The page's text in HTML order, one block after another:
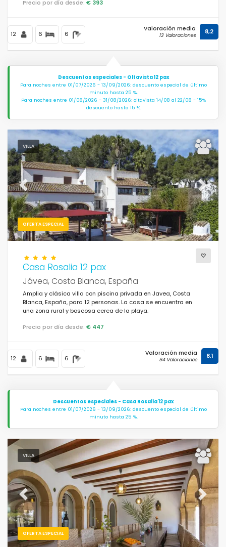
Precio por día desde: € 393
12 6 6
Valoración media
13 Valoraciones 8,2
Descuentos especiales - Oltavista 12 pax
Para noches entre 01/07/2026 - 13/09/2026: descuento especial de último
minuto hasta 25 %.
Para noches entre 01/08/2026 - 31/08/2026: oltavista 14/08 al 22/08 - 15%
descuento hasta 15 %.
VILLA
OFERTA ESPECIAL
Previous Next
Casa Rosalia 12 pax
Jávea, Costa Blanca, España
Amplia y clásica villa con piscina privada en Javea, Costa
Blanca, España, para 12 personas. La casa se encuentra en
una zona rural y boscosa cerca de la playa.
Precio por día desde: € 447
12 6 6
Valoración media
94 Valoraciones 8,1
Descuentos especiales - Casa Rosalia 12 pax
Para noches entre 01/07/2026 - 13/09/2026: descuento especial de último
minuto hasta 25 %.
VILLA
OFERTA ESPECIAL
Previous Next